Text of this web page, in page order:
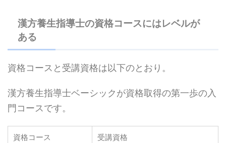
漢方養生指導士の資格コースにはレベルが
ある
資格コースと受講資格は以下のとおり。
漢方養生指導士ベーシックが資格取得の第一歩の入
門コースです。
資格コース 受講資格